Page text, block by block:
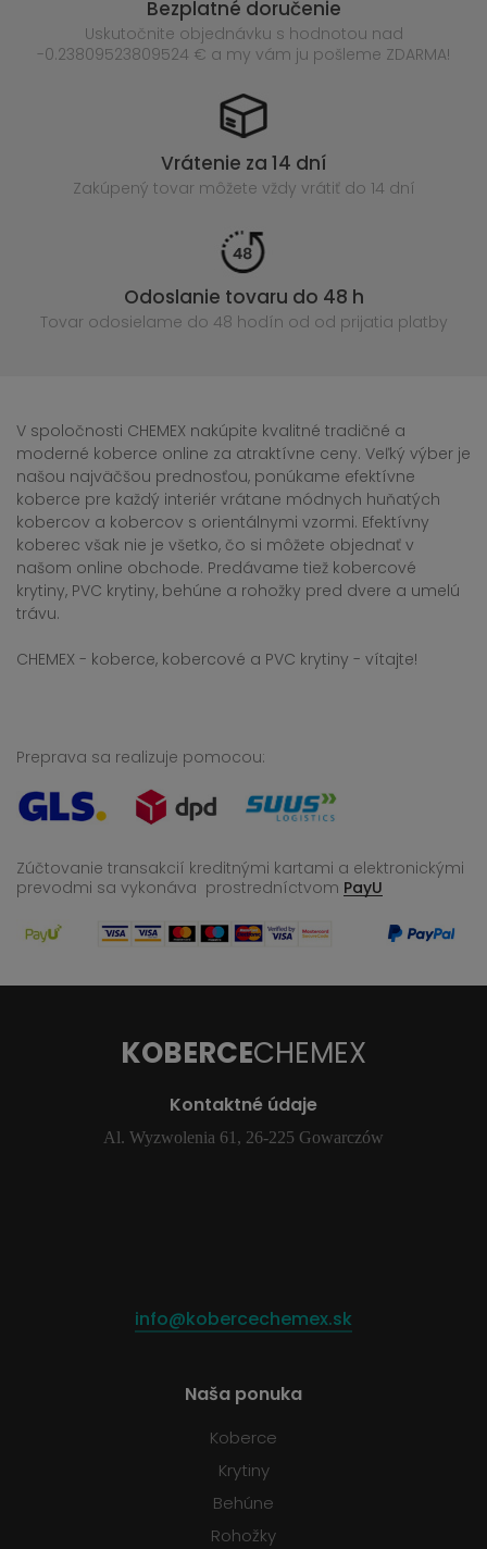
Bezplatné doručenie
Uskutočnite objednávku s hodnotou nad
-0.23809523809524 € a my vám ju pošleme ZDARMA!
Vrátenie za 14 dní
Zakúpený tovar môžete vždy vrátiť do 14 dní
Odoslanie tovaru do 48 h
Tovar odosielame do 48 hodín od od prijatia platby
V spoločnosti CHEMEX nakúpite kvalitné tradičné a
moderné koberce online za atraktívne ceny. Veľký výber je
našou najväčšou prednosťou, ponúkame efektívne
koberce pre každý interiér vrátane módnych huňatých
kobercov a kobercov s orientálnymi vzormi. Efektívny
koberec však nie je všetko, čo si môžete objednať v
našom online obchode. Predávame tiež kobercové
krytiny, PVC krytiny, behúne a rohožky pred dvere a umelú
trávu.
CHEMEX - koberce, kobercové a PVC krytiny - vítajte!
Preprava sa realizuje pomocou:
Zúčtovanie transakcií kreditnými kartami a elektronickými
prevodmi sa vykonáva prostredníctvom PayU
KOBERCECHEMEX
Kontaktné údaje
Al. Wyzwolenia 61, 26-225 Gowarczów
info@kobercechemex.sk
Naša ponuka
Koberce
Krytiny
Behúne
Rohožky